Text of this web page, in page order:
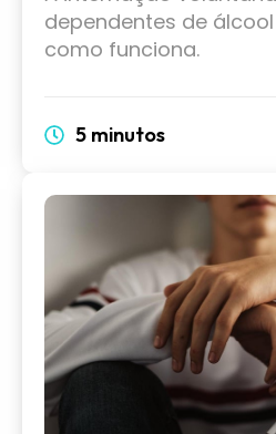
dependentes de
como funciona.
5 minutos